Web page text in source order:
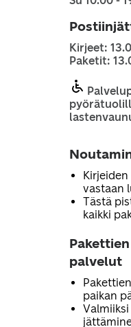
Kirjeet:
Paketit:
vastaan
Tästä
kaikki
palvelut
paikan